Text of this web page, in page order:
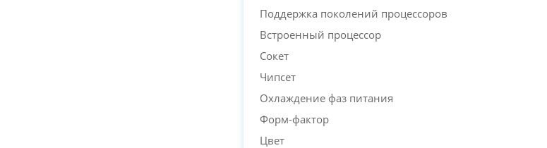
Поддержка поколений процессоров
Встроенный процессор
Сокет
Чипсет
Охлаждение фаз питания
Форм-фактор
Цвет